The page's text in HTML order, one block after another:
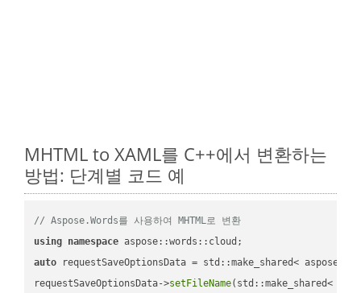
MHTML to XAML를 C++에서 변환하는
방법: 단계별 코드 예
// Aspose.Words를 사용하여 MHTML로 변환
using namespace
auto requestSaveOptionsData = std::make_shared<
requestSaveOptionsData->setFileName(std::make_shared<